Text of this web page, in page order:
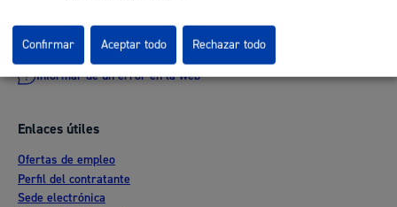
(+34) 943 481 000
Buzón de la ciudadanía
Informar de un error en la web
Enlaces útiles
Ofertas de empleo
Perfil del contratante
Sede electrónica
Rechazar todo
Confirmar Aceptar todo